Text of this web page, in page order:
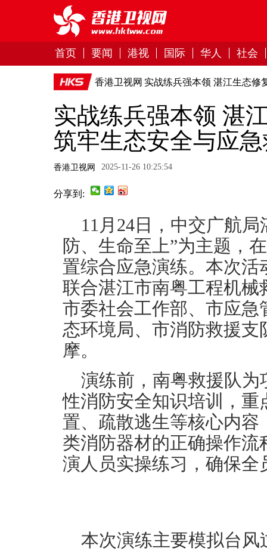
首页 要闻 港视 国际 华人 社会
香港卫视网 实战练兵强本领 湛江生态修
实战练兵强本领 湛
筑牢生态安全与应
香港卫视网 2025-11-26 10:25:54
分享到:
11月24日，中交广航
防、生命至上”为主题，
置综合应急演练。本次
联合湛江市南粤工程机
市委社会工作部、市应
态环境局、市消防救援支
摩。
演练前，南粤救援队
性消防安全知识培训，
置、疏散逃生等核心内
类消防器材的正确操作
演人员实操练习，确保
本次演练主要模拟台风